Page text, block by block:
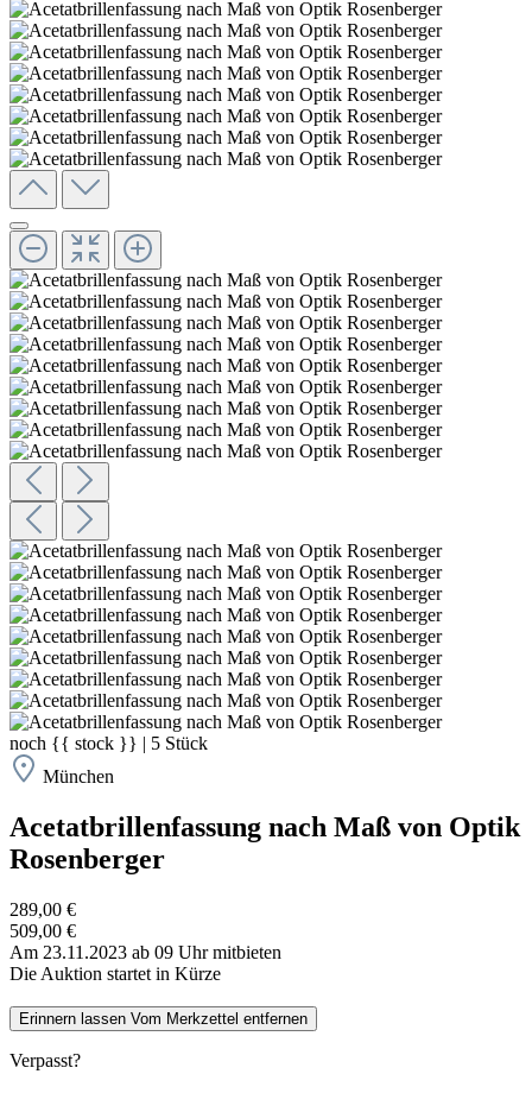
noch {{ stock }} | 5 Stück
München
Acetatbrillenfassung nach Maß von Optik
Rosenberger
289,00 €
509,00 €
Am 23.11.2023 ab 09 Uhr mitbieten
Die Auktion startet in Kürze
Erinnern lassen Vom Merkzettel entfernen
Verpasst?